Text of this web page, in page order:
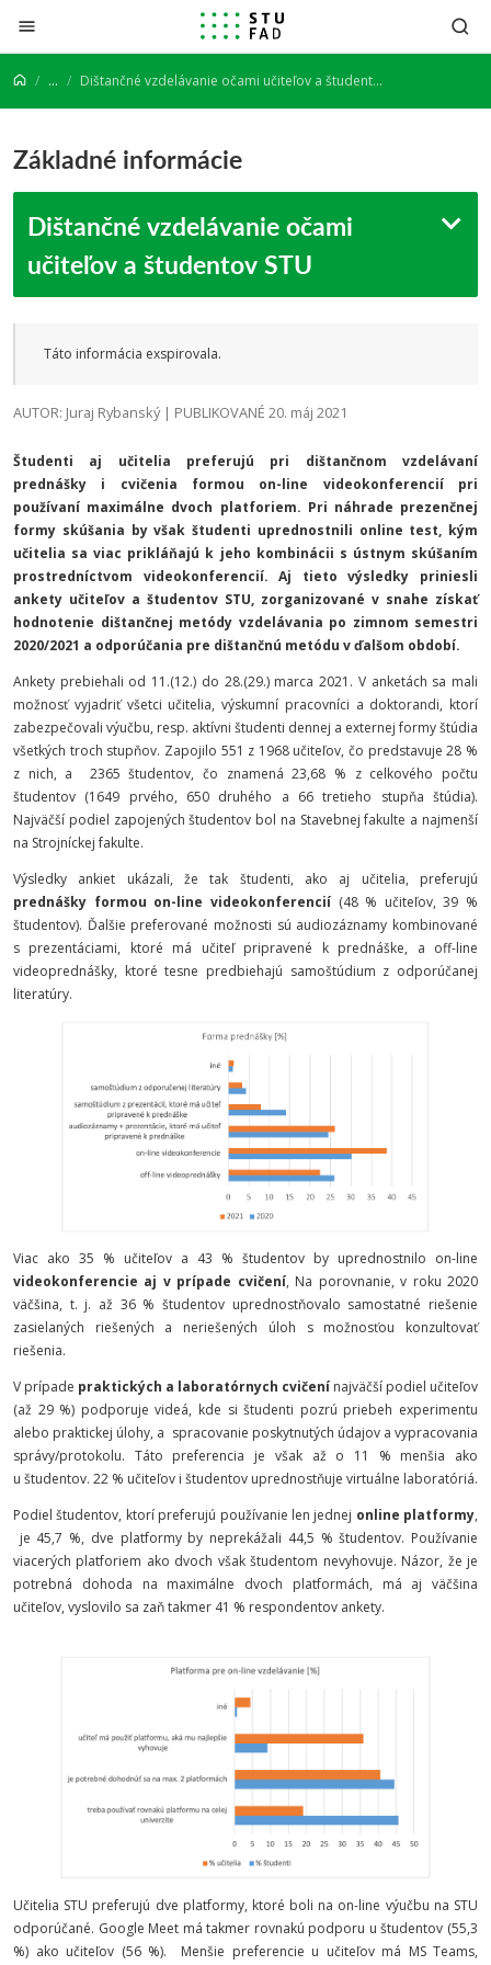
Prejsť na obsah
... Dištančné vzdelávanie očami učiteľov a študentov STU
Základné informácie
Dištančné vzdelávanie očami
učiteľov a študentov STU
Táto informácia exspirovala.
AUTOR: Juraj Rybanský | PUBLIKOVANÉ 20. máj 2021
Študenti aj učitelia preferujú pri dištančnom vzdelávaní
prednášky i cvičenia formou on-line videokonferencií pri
používaní maximálne dvoch platforiem. Pri náhrade prezenčnej
formy skúšania by však študenti uprednostnili online test, kým
učitelia sa viac prikláňajú k jeho kombinácii s ústnym skúšaním
prostredníctvom videokonferencií. Aj tieto výsledky priniesli
ankety učiteľov a študentov STU, zorganizované v snahe získať
hodnotenie dištančnej metódy vzdelávania po zimnom semestri
2020/2021 a odporúčania pre dištančnú metódu v ďalšom období.
Ankety prebiehali od 11.(12.) do 28.(29.) marca 2021. V anketách sa mali
možnosť vyjadriť všetci učitelia, výskumní pracovníci a doktorandi, ktorí
zabezpečovali výučbu, resp. aktívni študenti dennej a externej formy štúdia
všetkých troch stupňov. Zapojilo 551 z 1968 učiteľov, čo predstavuje 28 %
z nich, a
2365 študentov, čo znamená 23,68 % z celkového počtu
študentov (1649 prvého, 650 druhého a 66 tretieho stupňa štúdia).
Najväčší podiel zapojených študentov bol na Stavebnej fakulte a najmenší
na Strojníckej fakulte.
Výsledky ankiet ukázali, že tak študenti, ako aj učitelia, preferujú
prednášky formou on-line videokonferencií(48 % učiteľov, 39 %
študentov). Ďalšie preferované možnosti sú audiozáznamy kombinované
s prezentáciami, ktoré má učiteľ pripravené k prednáške, a off-line
videoprednášky, ktoré tesne predbiehajú samoštúdium z odporúčanej
literatúry.
Viac ako 35 % učiteľov a 43 % študentov by uprednostnilo on-line
videokonferencie aj v prípade cvičení, Na porovnanie, v roku 2020
väčšina, t. j. až 36 % študentov uprednostňovalo samostatné riešenie
zasielaných riešených a neriešených úloh s možnosťou konzultovať
riešenia.
V prípade praktických a laboratórnych cvičení najväčší podiel učiteľov
(až 29 %) podporuje videá, kde si študenti pozrú priebeh experimentu
alebo praktickej úlohy, a spracovanie poskytnutých údajov a vypracovania
správy/protokolu. Táto preferencia je však až o 11 % menšia ako
u študentov. 22 % učiteľov i študentov uprednostňuje virtuálne laboratóriá.
Podiel študentov, ktorí preferujú používanie len jednej online platformy,
je 45,7 %, dve platformy by neprekážali 44,5 % študentov. Používanie
viacerých platforiem ako dvoch však študentom nevyhovuje. Názor, že je
potrebná dohoda na maximálne dvoch platformách, má aj väčšina
učiteľov, vyslovilo sa zaň takmer 41 % respondentov ankety.
Učitelia STU preferujú dve platformy, ktoré boli na on-line výučbu na STU
odporúčané. Google Meet má takmer rovnakú podporu u študentov (55,3
%) ako učiteľov (56 %).
Menšie preferencie u učiteľov má MS Teams,